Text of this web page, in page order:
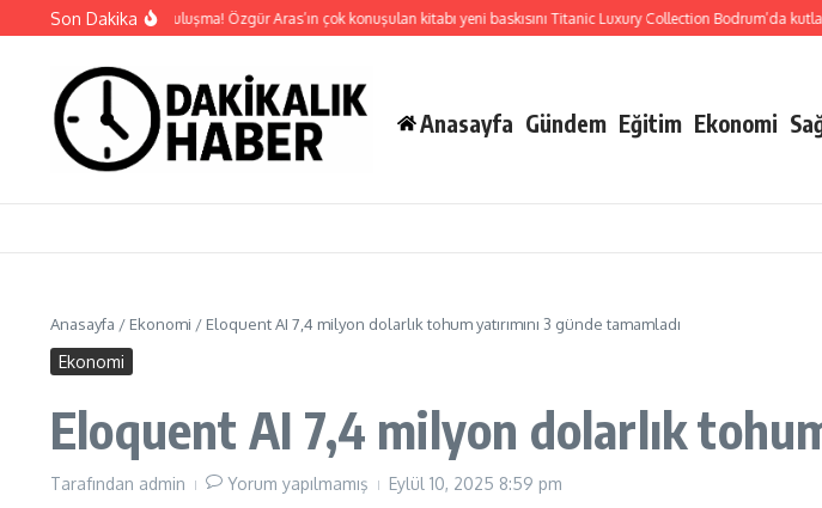
İçeriğe atlaSon Dakika
Bodrum’da anlamlı buluşma! Özgür Aras’ın çok konuşulan kitabı yeni baskısını Titanic Luxury Collection Bodrum’da kutladı
Anasayfa Gündem Eğitim Ekonomi
Anasayfa / Ekonomi / Eloquent AI 7,4 milyon dolarlık tohum yatırımını 3 günde tamamladı
Ekonomi
Eloquent AI 7,4 milyon dolarlık
Tarafından admin Yorum yapılmamış Eylül 10, 2025 8:59 pm